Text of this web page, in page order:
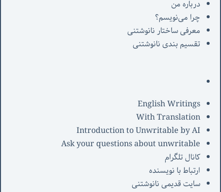
درباره من
چرا می‌نویسم؟
معرفی‌ ساختار نانوشتنی
تقسیم بندی نانوشتنی
English Writings
With Translation
Introduction to Unwritable by AI
Ask your questions about unwritable
کانال تلگرام
ارتباط با نویسنده
سایت قدیمی نانوشتنی